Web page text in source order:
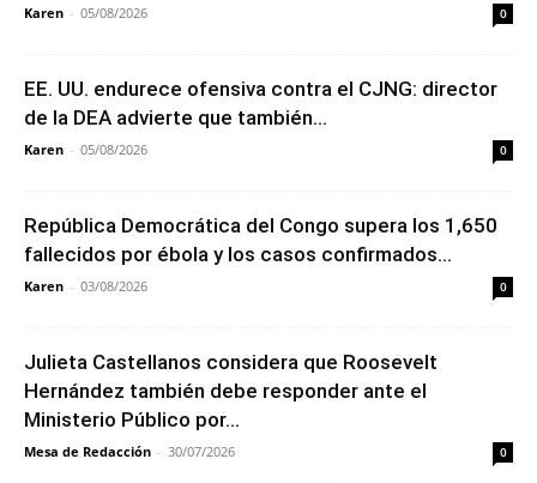
Karen - 05/08/2026 0
EE. UU. endurece ofensiva contra el CJNG: director
de la DEA advierte que también...
Karen - 05/08/2026 0
República Democrática del Congo supera los 1,650
fallecidos por ébola y los casos confirmados...
Karen - 03/08/2026 0
Julieta Castellanos considera que Roosevelt
Hernández también debe responder ante el
Ministerio Público por...
Mesa de Redacción - 30/07/2026 0